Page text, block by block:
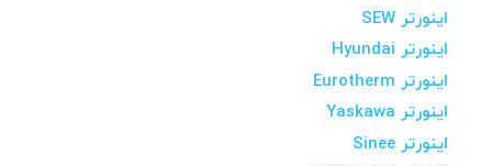
اینورتر SEW
اینورتر Hyundai
اینورتر Eurotherm
اینورتر Yaskawa
اینورتر Sinee